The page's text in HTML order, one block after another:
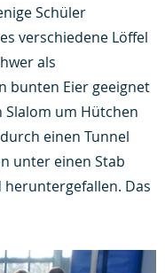
Schüler
verschiedene Löffel
als
bunten Eier geeignet
Slalom um Hütchen
einen Tunnel
unter einen Stab
heruntergefallen. Das